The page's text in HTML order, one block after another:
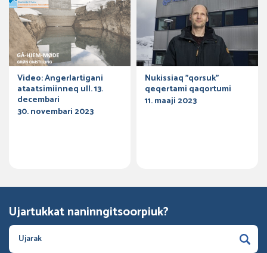
Video: Angerlartigani
ataatsimiinneq ull. 13.
decembari
30. novembari 2023
Nukissiaq ”qorsuk”
qeqertami qaqortumi
11. maaji 2023
Ujartukkat naninngitsoorpiuk?